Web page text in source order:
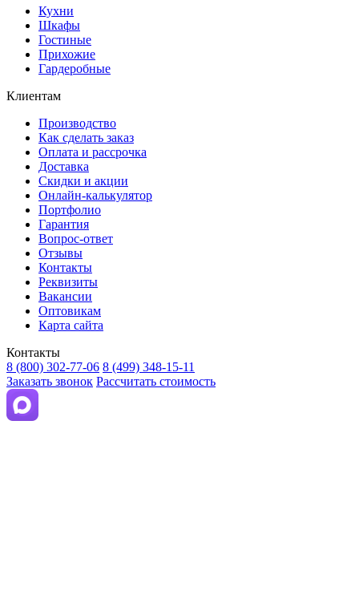
Кухни
Шкафы
Гостиные
Прихожие
Гардеробные
Клиентам
Производство
Как сделать заказ
Оплата и рассрочка
Доставка
Скидки и акции
Онлайн-калькулятор
Портфолио
Гарантия
Вопрос-ответ
Отзывы
Контакты
Реквизиты
Вакансии
Оптовикам
Карта сайта
Контакты
8 (800) 302-77-06 8 (499) 348-15-11
Заказать звонок Рассчитать стоимость